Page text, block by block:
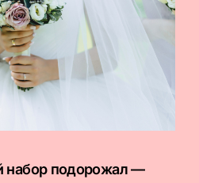
набор подорожал —